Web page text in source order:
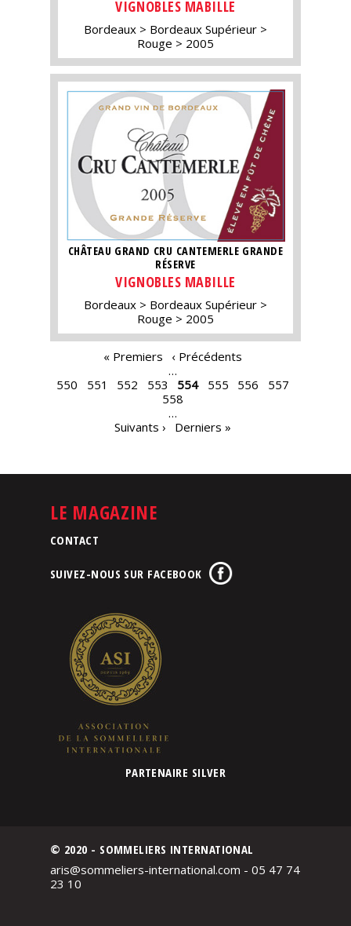
VIGNOBLES MABILLE
Bordeaux
Bordeaux Supérieur
Rouge
2005
CHÂTEAU GRAND CRU CANTEMERLE GRANDE
RÉSERVE
VIGNOBLES MABILLE
Bordeaux
Bordeaux Supérieur
Rouge
2005
« Premiers
‹ Précédents
…
550
551 552 553 554 555 556
557
558
…
Suivants ›
Derniers »
LE MAGAZINE
CONTACT
SUIVEZ-NOUS SUR FACEBOOK
PARTENAIRE SILVER
© 2020 - SOMMELIERS INTERNATIONAL
aris@sommeliers-international.com - 05 47 74
23 10